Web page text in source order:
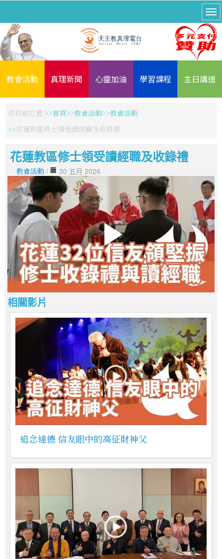
教會活動 真理新聞 心靈加油 學習課程 主日講道
你目前位置: 首頁 教會活動
教會活動
花蓮教區修士領受讀經職及收錄禮
花蓮教區修士領受讀經職及收錄禮
教會活動 / 30 五月 2026
相關影片
追念達德 信友眼中的高征財神父